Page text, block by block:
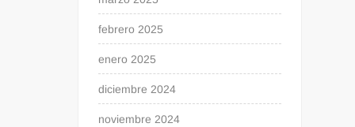
febrero 2025
enero 2025
diciembre 2024
noviembre 2024